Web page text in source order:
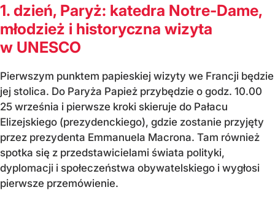
1. dzień, Paryż: katedra Notre-Dame,
młodzież i historyczna wizyta
w UNESCO
Pierwszym punktem papieskiej wizyty we Francji będzie
jej stolica. Do Paryża Papież przybędzie o godz. 10.00
25 września i pierwsze kroki skieruje do Pałacu
Elizejskiego (prezydenckiego), gdzie zostanie przyjęty
przez prezydenta Emmanuela Macrona. Tam również
spotka się z przedstawicielami świata polityki,
dyplomacji i społeczeństwa obywatelskiego i wygłosi
pierwsze przemówienie.